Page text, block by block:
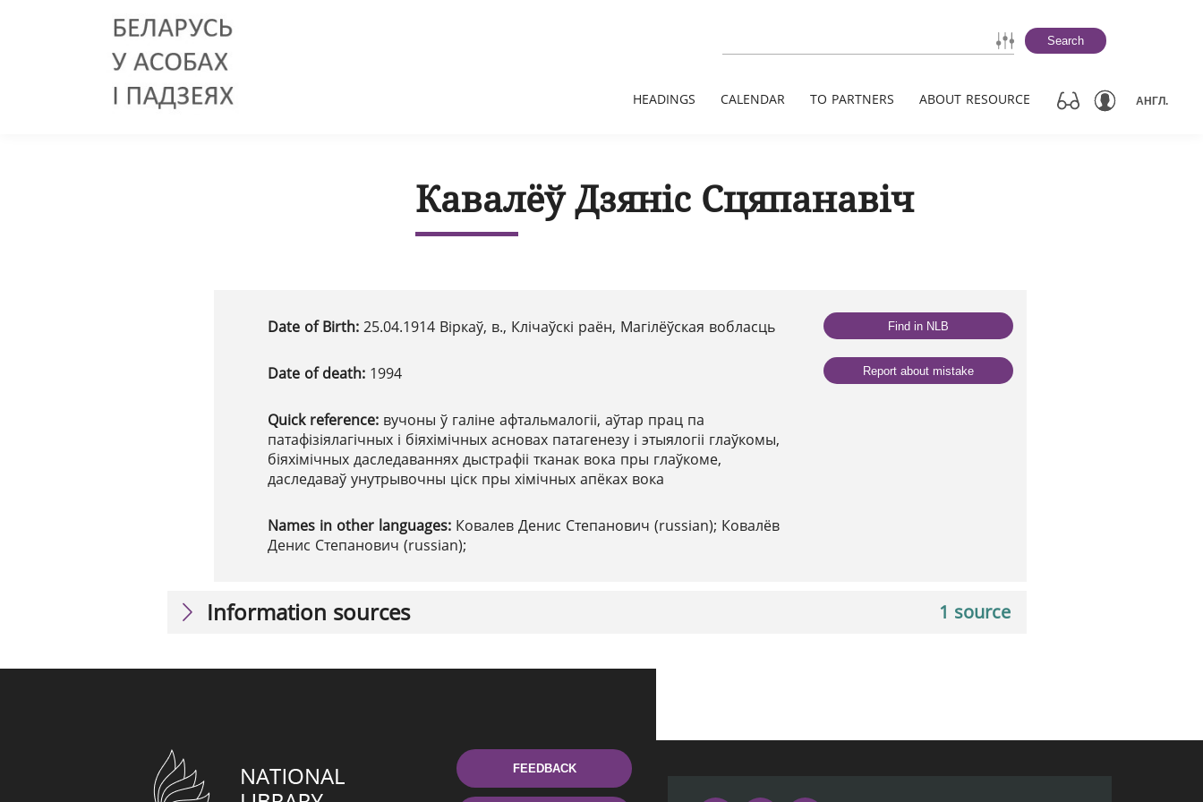
Search
HEADINGS CALENDAR TO PARTNERS ABOUT RESOURCE АНГЛ.
Кавалёў Дзяніс Сцяпанавіч
Date of Birth: 25.04.1914 Віркаў, в., Клічаўскі раён, Магілёўская вобласць
Date of death: 1994
Quick reference: вучоны ў галіне афтальмалогіі, аўтар прац па
патафізіялагічных і біяхімічных асновах патагенезу і этыялогіі глаўкомы,
біяхімічных даследаваннях дыстрафіі тканак вока пры глаўкоме,
даследаваў унутрывочны ціск пры хімічных апёках вока
Names in other languages: Ковалев Денис Степанович (russian); Ковалёв
Денис Степанович (russian);
Find in NLB
Report about mistake
1 source
Information sources
FEEDBACK